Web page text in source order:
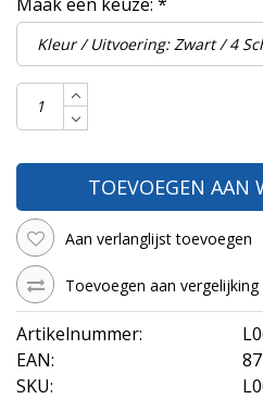
TOEVOEGEN AAN
Aan verlanglijst toevoegen
Toevoegen aan vergelijking
Artikelnummer:
EAN:
SKU: